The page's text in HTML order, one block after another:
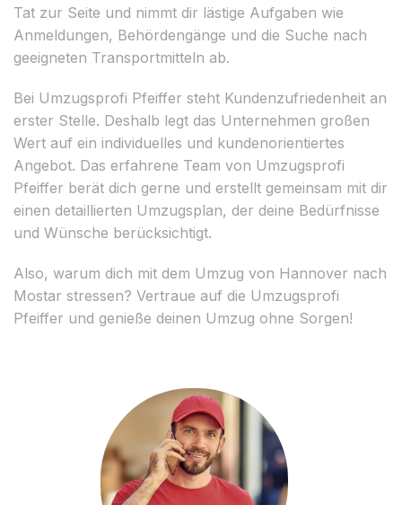
Tat zur Seite und nimmt dir lästige Aufgaben wie
Anmeldungen, Behördengänge und die Suche nach
geeigneten Transportmitteln ab.
Bei Umzugsprofi Pfeiffer steht Kundenzufriedenheit an
erster Stelle. Deshalb legt das Unternehmen großen
Wert auf ein individuelles und kundenorientiertes
Angebot. Das erfahrene Team von Umzugsprofi
Pfeiffer berät dich gerne und erstellt gemeinsam mit dir
einen detaillierten Umzugsplan, der deine Bedürfnisse
und Wünsche berücksichtigt.
Also, warum dich mit dem Umzug von Hannover nach
Mostar stressen? Vertraue auf die Umzugsprofi
Pfeiffer und genieße deinen Umzug ohne Sorgen!